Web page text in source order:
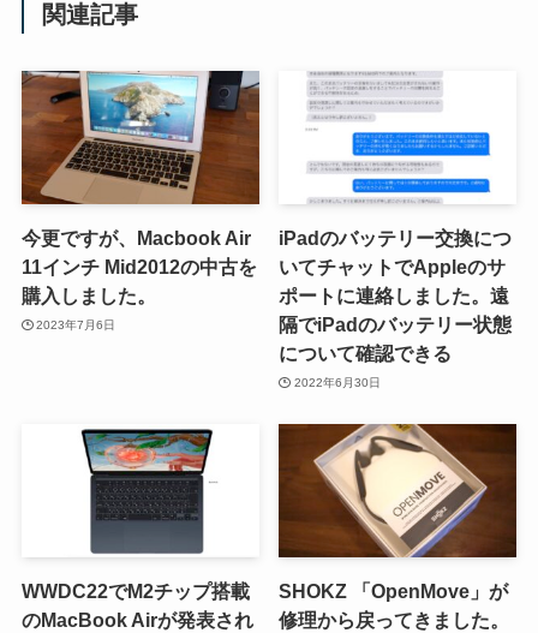
関連記事
今更ですが、Macbook Air
11インチ Mid2012の中古を
購入しました。
2023年7月6日
iPadのバッテリー交換につ
いてチャットでAppleのサ
ポートに連絡しました。遠
隔でiPadのバッテリー状態
について確認できる
2022年6月30日
WWDC22でM2チップ搭載
のMacBook Airが発表され
SHOKZ 「OpenMove」が
修理から戻ってきました。